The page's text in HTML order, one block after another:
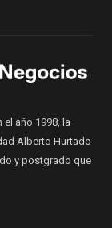
año 1998, la
Alberto Hurtado
y postgrado que